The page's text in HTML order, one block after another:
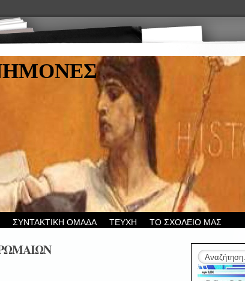
ΣΥΝΤΑΚΤΙΚΗ ΟΜΑΔΑ ΤΕΥΧΗ ΤΟ ΣΧΟΛΕΙΟ ΜΑΣ